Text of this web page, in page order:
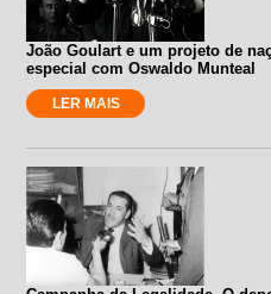
João Goulart e um projeto de
especial com Oswaldo Munteal
LER MAIS